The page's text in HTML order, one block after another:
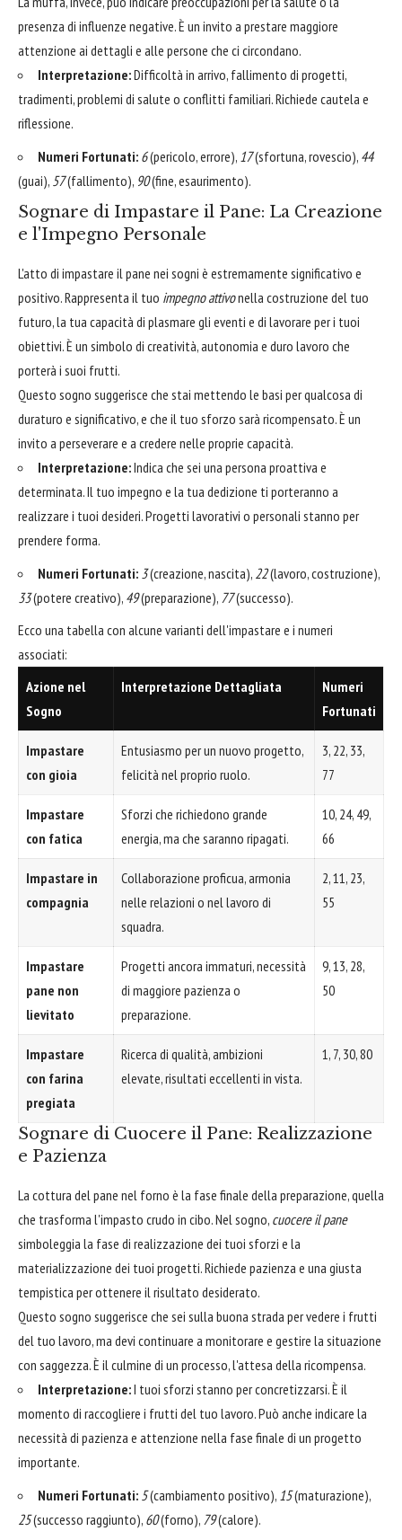
presenza di influenze negative. È un invito a prestare maggiore
attenzione ai dettagli e alle persone che ci circondano.
Interpretazione:Difficoltà in arrivo, fallimento di progetti,
tradimenti, problemi di salute o conflitti familiari. Richiede cautela e
riflessione.
Numeri Fortunati: 6(pericolo, errore), 17(sfortuna, rovescio), 44
(guai), 57(fallimento), 90(fine, esaurimento).
Sognare di Impastare il Pane: La Creazione
e l'Impegno Personale
L'atto di impastare il pane nei sogni è estremamente significativo e
positivo. Rappresenta il tuo impegno attivonella costruzione del tuo
futuro, la tua capacità di plasmare gli eventi e di lavorare per i tuoi
obiettivi. È un simbolo di creatività, autonomia e duro lavoro che
porterà i suoi frutti.
Questo sogno suggerisce che stai mettendo le basi per qualcosa di
duraturo e significativo, e che il tuo sforzo sarà ricompensato. È un
invito a perseverare e a credere nelle proprie capacità.
Interpretazione:Indica che sei una persona proattiva e
determinata. Il tuo impegno e la tua dedizione ti porteranno a
realizzare i tuoi desideri. Progetti lavorativi o personali stanno per
prendere forma.
Numeri Fortunati: 3(creazione, nascita), 22(lavoro, costruzione),
33(potere creativo), 49(preparazione), 77(successo).
Ecco una tabella con alcune varianti dell'impastare e i numeri
associati:
Azione nel
Sogno
Interpretazione Dettagliata
Numeri
Fortunati
Impastare
con gioia
Entusiasmo per un nuovo progetto,
felicità nel proprio ruolo.
3, 22, 33,
77
Impastare
con fatica
Sforzi che richiedono grande
energia, ma che saranno ripagati.
10, 24, 49,
66
Impastare in
compagnia
Collaborazione proficua, armonia
nelle relazioni o nel lavoro di
squadra.
2, 11, 23,
55
Impastare
pane non
lievitato
Progetti ancora immaturi, necessità
di maggiore pazienza o
preparazione.
9, 13, 28,
50
Impastare
con farina
pregiata
Ricerca di qualità, ambizioni
elevate, risultati eccellenti in vista.
1, 7, 30, 80
Sognare di Cuocere il Pane: Realizzazione
e Pazienza
La cottura del pane nel forno è la fase finale della preparazione, quella
che trasforma l'impasto crudo in cibo. Nel sogno, cuocere il pane
simboleggia la fase di realizzazione dei tuoi sforzi e la
materializzazione dei tuoi progetti. Richiede pazienza e una giusta
tempistica per ottenere il risultato desiderato.
Questo sogno suggerisce che sei sulla buona strada per vedere i frutti
del tuo lavoro, ma devi continuare a monitorare e gestire la situazione
con saggezza. È il culmine di un processo, l'attesa della ricompensa.
Interpretazione:I tuoi sforzi stanno per concretizzarsi. È il
momento di raccogliere i frutti del tuo lavoro. Può anche indicare la
necessità di pazienza e attenzione nella fase finale di un progetto
importante.
Numeri Fortunati: 5(cambiamento positivo), 15(maturazione),
25(successo raggiunto), 60(forno), 79(calore).